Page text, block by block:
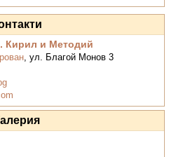
Кирил и Методий
,ул. Благой Монов 3